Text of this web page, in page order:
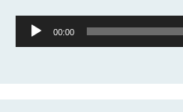
Reproductor
d'àudio
00:00